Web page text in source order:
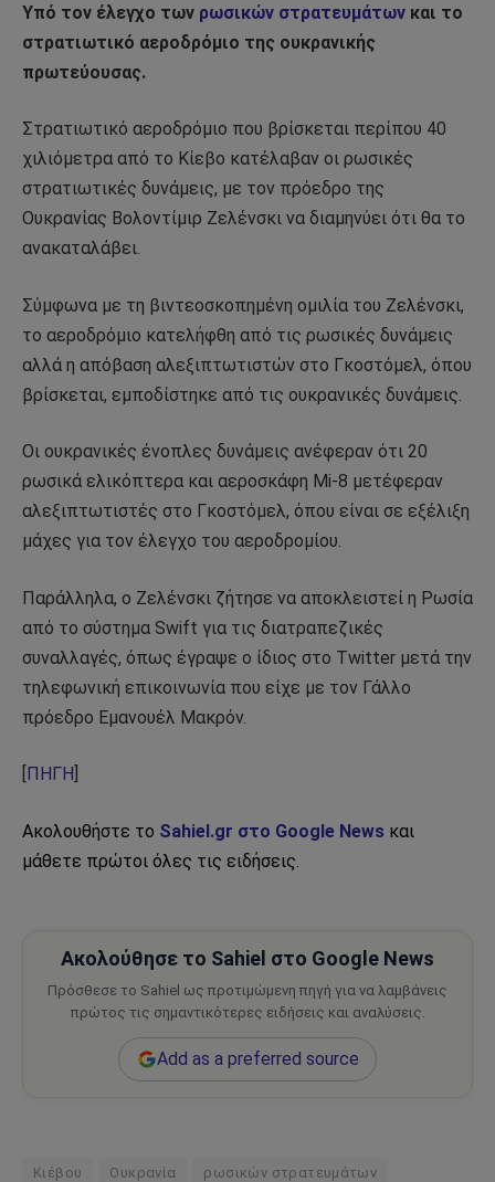
Υπό τον έλεγχο των ρωσικών στρατευμάτων και το
στρατιωτικό αεροδρόμιο της ουκρανικής
πρωτεύουσας.
Στρατιωτικό αεροδρόμιο που βρίσκεται περίπου 40
χιλιόμετρα από το Κίεβο κατέλαβαν οι ρωσικές
στρατιωτικές δυνάμεις, με τον πρόεδρο της
Ουκρανίας Βολοντίμιρ Ζελένσκι να διαμηνύει ότι θα το
ανακαταλάβει.
Σύμφωνα με τη βιντεοσκοπημένη ομιλία του Ζελένσκι,
το αεροδρόμιο κατελήφθη από τις ρωσικές δυνάμεις
αλλά η απόβαση αλεξιπτωτιστών στο Γκοστόμελ, όπου
βρίσκεται, εμποδίστηκε από τις ουκρανικές δυνάμεις.
Οι ουκρανικές ένοπλες δυνάμεις ανέφεραν ότι 20
ρωσικά ελικόπτερα και αεροσκάφη Mi-8 μετέφεραν
αλεξιπτωτιστές στο Γκοστόμελ, όπου είναι σε εξέλιξη
μάχες για τον έλεγχο του αεροδρομίου.
Παράλληλα, ο Ζελένσκι ζήτησε να αποκλειστεί η Ρωσία
από το σύστημα Swift για τις διατραπεζικές
συναλλαγές, όπως έγραψε ο ίδιος στο Twitter μετά την
τηλεφωνική επικοινωνία που είχε με τον Γάλλο
πρόεδρο Εμανουέλ Μακρόν.
ΠΗΓΗ
Ακολουθήστε το Sahiel.gr στο Google News και
μάθετε πρώτοι όλες τις ειδήσεις.
Ακολούθησε το Sahiel στο Google News
Πρόσθεσε το Sahiel ως προτιμώμενη πηγή για να λαμβάνεις
πρώτος τις σημαντικότερες ειδήσεις και αναλύσεις.
Add as a preferred source
Κιέβου Ουκρανία ρωσικών στρατευμάτων